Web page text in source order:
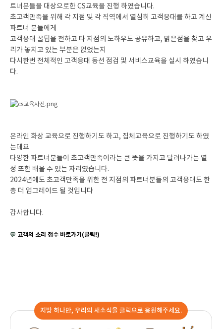
트너분들을 대상으로한 CS교육을 진행 하였습니다.
초고객만족을 위해 각 지점 및 각 직역에서 열심히 고객응대를 하고 계신
파트너 분들에게
고객응대 꿀팁을 전하고 타 지점의 노하우도 공유하고, 밝은점을 찾고 우
리가 놓치고 있는 부분은 없었는지
다시한번 전체적인 고객응대 동선 점검 및 서비스교육을 실시 하였습니
다.
온라인 화상 교육으로 진행하기도 하고, 집체교육으로 진행하기도 하였
는데요
다양한 파트너분들이 초고객만족이라는 큰 뜻을 가지고 달려나가는 열
정 또한 배울 수 있는 자리였습니다.
2024년에도 초고객만족을 위한 전 지점의 파트너분들의 고객응대도 한
층 더 업그레이드 될 것입니다
감사합니다.
💬 고객의 소리 접수 바로가기(클릭!)
지방 하나만, 우리의 새소식을 클릭으로 응원해주세요.